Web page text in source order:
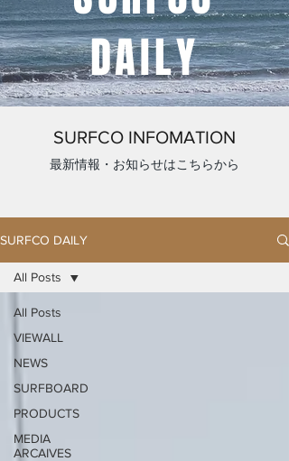
DAILY
SURFCO INFOMATION
​最新情報・お知らせはこちらから
SURFCO DAILY
All Posts
VIEWALL
NEWS
SURFBOARD
PRODUCTS
MEDIA
ARCAIVES
All Posts